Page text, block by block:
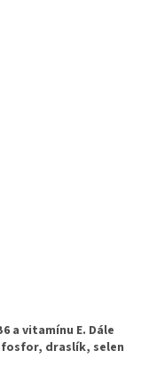
a vitamínu E. Dále
draslík, selen